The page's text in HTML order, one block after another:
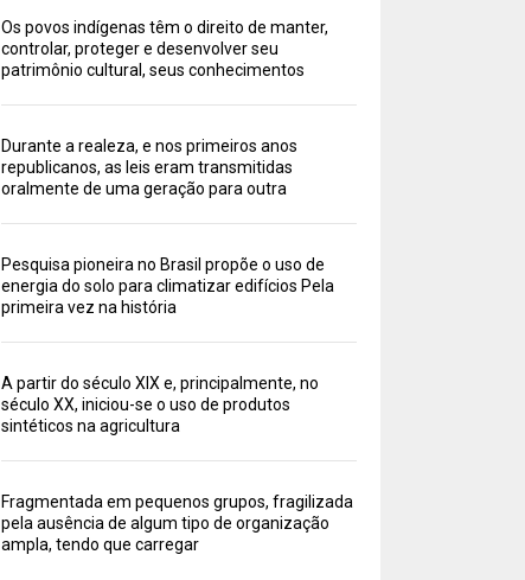
Os povos indígenas têm o direito de manter,
controlar, proteger e desenvolver seu
patrimônio cultural, seus conhecimentos
Durante a realeza, e nos primeiros anos
republicanos, as leis eram transmitidas
oralmente de uma geração para outra
Pesquisa pioneira no Brasil propõe o uso de
energia do solo para climatizar edifícios Pela
primeira vez na história
A partir do século XIX e, principalmente, no
século XX, iniciou-se o uso de produtos
sintéticos na agricultura
Fragmentada em pequenos grupos, fragilizada
pela ausência de algum tipo de organização
ampla, tendo que carregar